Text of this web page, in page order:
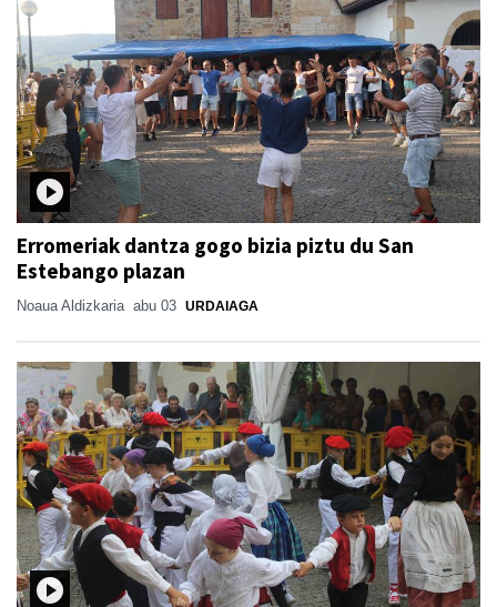
Erromeriak dantza gogo bizia piztu du San
Estebango plazan
Noaua Aldizkaria abu 03 URDAIAGA